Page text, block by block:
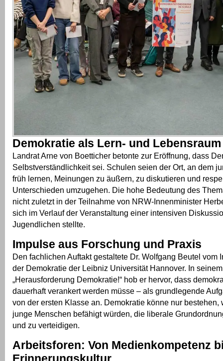
Demokratie als Lern- und Lebensraum
Landrat Arne von Boetticher betonte zur Eröffnung, dass
Selbstverständlichkeit sei. Schulen seien der Ort, an dem
früh lernen, Meinungen zu äußern, zu diskutieren und
Unterschieden umzugehen. Die hohe Bedeutung des
nicht zuletzt in der Teilnahme von NRW-Innenminister
sich im Verlauf der Veranstaltung einer intensiven
Jugendlichen stellte.
Impulse aus Forschung und Praxis
Den fachlichen Auftakt gestaltete Dr. Wolfgang Beutel vom
der Demokratie der Leibniz Universität Hannover. In
„Herausforderung Demokratie!“ hob er hervor, dass
dauerhaft verankert werden müsse – als grundlegende
von der ersten Klasse an. Demokratie könne nur bestehen,
junge Menschen befähigt würden, die liberale
und zu verteidigen.
Arbeitsforen: Von Medienkompetenz